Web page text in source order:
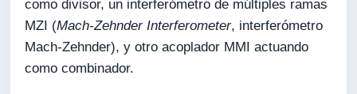
como divisor, un interferómetro de múltiples ramas
MZI (Mach-Zehnder Interferometer, interferómetro
Mach-Zehnder), y otro acoplador MMI actuando
como combinador.